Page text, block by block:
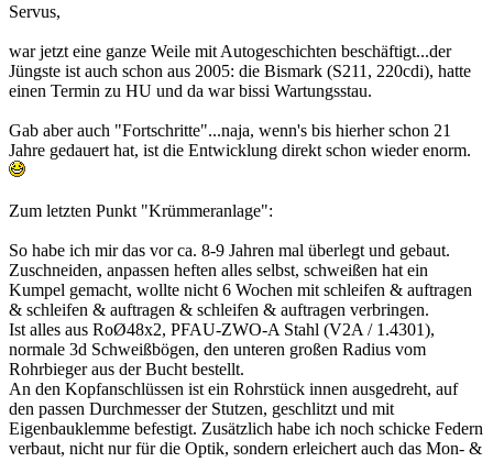
Servus,
war jetzt eine ganze Weile mit Autogeschichten beschäftigt...der
Jüngste ist auch schon aus 2005: die Bismark (S211, 220cdi), hatte
einen Termin zu HU und da war bissi Wartungsstau.
Gab aber auch "Fortschritte"...naja, wenn's bis hierher schon 21
Jahre gedauert hat, ist die Entwicklung direkt schon wieder enorm.
Zum letzten Punkt "Krümmeranlage":
So habe ich mir das vor ca. 8-9 Jahren mal überlegt und gebaut.
Zuschneiden, anpassen heften alles selbst, schweißen hat ein
Kumpel gemacht, wollte nicht 6 Wochen mit schleifen & auftragen
& schleifen & auftragen & schleifen & auftragen verbringen.
Ist alles aus RoØ48x2, PFAU-ZWO-A Stahl (V2A / 1.4301),
normale 3d Schweißbögen, den unteren großen Radius vom
Rohrbieger aus der Bucht bestellt.
An den Kopfanschlüssen ist ein Rohrstück innen ausgedreht, auf
den passen Durchmesser der Stutzen, geschlitzt und mit
Eigenbauklemme befestigt. Zusätzlich habe ich noch schicke Federn
verbaut, nicht nur für die Optik, sondern erleichert auch das Mon- &